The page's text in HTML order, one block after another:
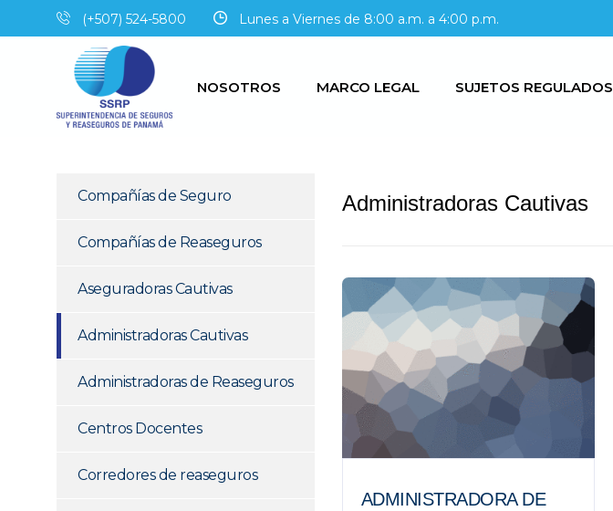
(+507) 524-5800 Lunes a Viernes de 8:00 a.m. a 4:00 p.m.
NOSOTROS MARCO LEGAL SUJETOS REGULADOS
Compañías de Seguro
Compañías de Reaseguros
Aseguradoras Cautivas
Administradoras Cautivas
Administradoras de Reaseguros
Centros Docentes
Corredores de reaseguros
Administradoras Cautivas
ADMINISTRADORA DE